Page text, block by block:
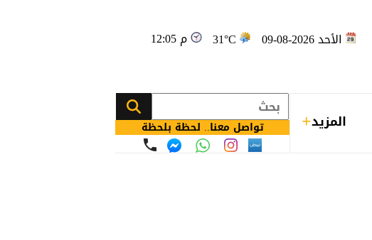
الأحد 2026-08-09 31°C 12:05 م
المزيد تواصل معنا.. لحظة بلحظة